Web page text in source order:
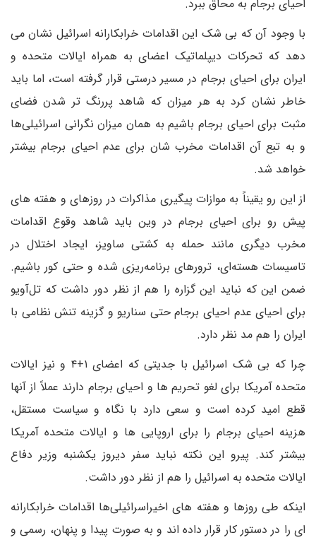
احیای برجام به محاق ببرد.
با وجود آن که بی شک این اقدامات خرابکارانه اسرائیل نشان می
دهد که تحرکات دیپلماتیک اعضای به همراه ایالات متحده و
ایران برای احیای برجام در مسیر درستی قرار گرفته است، اما باید
خاطر نشان کرد به هر میزان که شاهد پررنگ تر شدن فضای
مثبت برای احیای برجام باشیم به همان میزان نگرانی اسرائیلی‌ها
و به تبع آن اقدامات مخرب شان برای عدم احیای برجام بیشتر
خواهد شد.
از این رو یقیناً به موازات پیگیری مذاکرات در روزهای و هفته های
پیش رو برای احیای برجام در وین باید شاهد وقوع اقدامات
مخرب دیگری مانند حمله به کشتی ساویز، ایجاد اختلال در
تاسیسات هسته‌ای، ترورهای برنامه‌ریزی شده و حتی کور باشیم.
ضمن این که نباید این گزاره را هم از نظر دور داشت که تل‌آویو
برای احیای عدم احیای برجام حتی سناریو و گزینه تنش نظامی با
ایران را هم مد نظر دارد.
چرا که بی شک اسرائیل با جدیتی که اعضای ۱+۴ و نیز ایالات
متحده آمریکا برای لغو تحریم ها و احیای برجام دارند عملاً از آنها
قطع امید کرده است و سعی دارد با نگاه و سیاست مستقل،
هزینه احیای برجام را برای اروپایی ها و ایالات متحده آمریکا
بیشتر کند. پیرو این نکته نباید سفر دیروز یکشنبه وزیر دفاع
ایالات متحده به اسرائیل را هم از نظر دور داشت.
اینکه طی روزها و هفته های اخیراسرائیلی‌ها اقدامات خرابکارانه
ای را در دستور کار قرار داده اند و به صورت پیدا و پنهان، رسمی و